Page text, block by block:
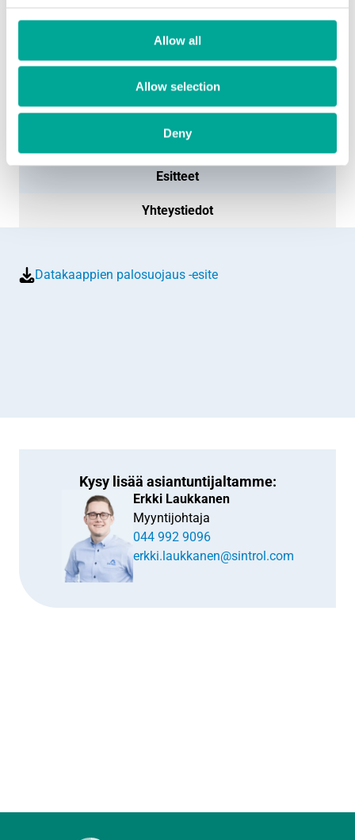
Allow all
Allow selection
Deny
Modulaarinen laajennettavuus: Voidaan mukauttaa
erilaisiin järjestelmävaatimuksiin.
Korkea käytettävyys: Hätävirtalähde ja varmistettu
rakenne takaavat suojan myös sähkökatkon aikana.
kansainvälisesti testattu ratkaisu
Esitteet
Yhteystiedot
Datakaappien palosuojaus -esite
Kysy lisää asiantuntijaltamme:
Erkki Laukkanen
Myyntijohtaja
044 992 9096
erkki.laukkanen@sintrol.com